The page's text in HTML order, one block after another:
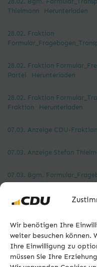
Wir benötigen Ihre
weiter besuchen können.
Ihre Einwilligung zu
müssen Sie Ihre
Thielmann
Herunterladen
28.02. Fraktion
28.02. Fraktion
Partei
Herunterladen
28.02. Fraktion
Fraktion
Herunterladen
07.03. Anzeige CDU-Fraktion
07.03. Anzeige Stefan
07.03. Bgm.
Bgm. Kandidat
07.03. Bgm.
07.03. Bgm.
Thielmann
Herunterladen